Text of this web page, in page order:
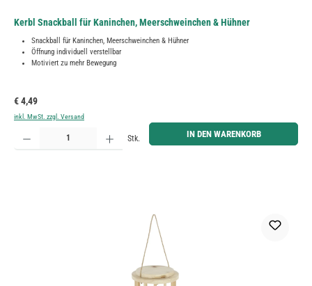
Kerbl Snackball für Kaninchen, Meerschweinchen & Hühner
Snackball für Kaninchen, Meerschweinchen & Hühner
Öffnung individuell verstellbar
Motiviert zu mehr Bewegung
Regulärer Preis:
€ 4,49
inkl. MwSt. zzgl. Versand
Produkt Anzahl: Gib den gewünschten Wert ein oder benutze die Schaltflächen um die Anzahl zu
Stk. IN DEN WARENKORB